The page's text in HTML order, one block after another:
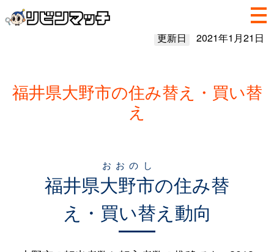
更新日 2021年1月21日
福井県大野市の住み替え・買い替
え
福井県大野市
おおのし
の住み替
え・買い替え動向